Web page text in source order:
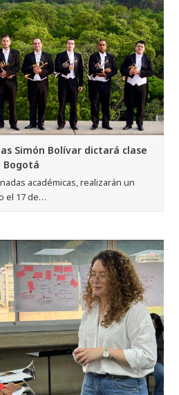
Simón Bolívar dictará clase
Bogotá
académicas, realizarán un
el 17 de…